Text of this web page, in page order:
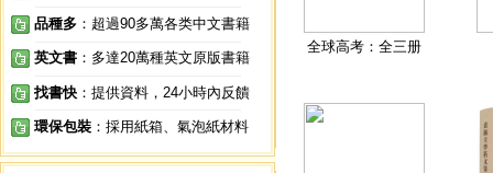
品種多 ：超過90多萬各类中文書籍
英文書 ：多達20萬種英文原版書籍
找書快 ：提供資料，24小時內反饋
環保包裝 ：採用紙箱、氣泡紙材料
全球高考：全三册